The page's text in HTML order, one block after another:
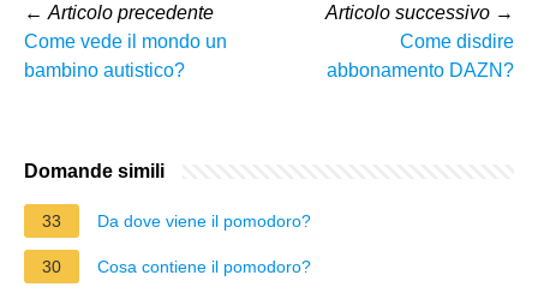
← Articolo precedente
Come vede il mondo un
bambino autistico?
Articolo successivo →
Come disdire
abbonamento DAZN?
Domande simili
33 Da dove viene il pomodoro?
30 Cosa contiene il pomodoro?